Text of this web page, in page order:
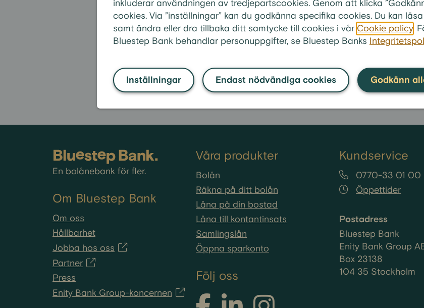
inkluderar användningen av tredjepartscookies. Genom att klicka
cookies. Via ”inställningar” kan du godkänna specifika cookies. Du kan
samt ändra eller dra tillbaka ditt samtycke till cookies i vår Cookie policy .
Bluestep Bank behandlar personuppgifter, se Bluestep Banks
Inställningar Endast nödvändiga cookies Godkänn
Du är varmt välkommen att kontakta oss.
Ring oss på telefon0770-33 01 00
Bluestep Bank är en del av Enity Bank Group
AB (publ) är ett börsnoterat bankaktiebolag som står under
Läs mer på
www.enity.com
En bolånebank för fler.
Om Bluestep Bank
Om oss
Hållbarhet
Jobba hos oss
Partner
Press
Enity Bank Group-koncernen
Våra produkter
Bolån
Räkna på ditt bolån
Låna på din bostad
Låna till kontantinsats
Samlingslån
Öppna sparkonto
Följ oss
Kundservice
0770-33 01 00
Öppettider
Postadress
Bluestep Bank
Enity Bank Group
Box 23138
104 35 Stockholm